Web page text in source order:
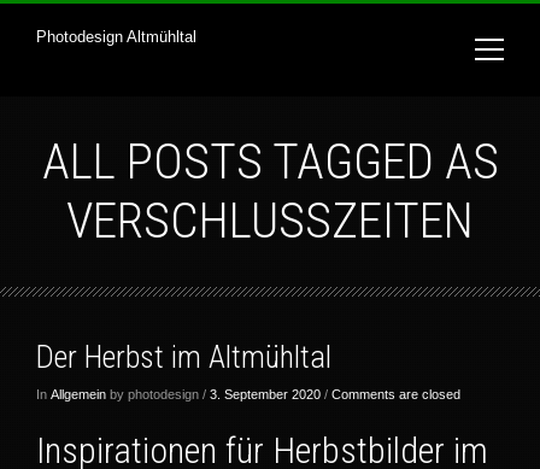
Photodesign Altmühltal
ALL POSTS TAGGED AS
VERSCHLUSSZEITEN
Der Herbst im Altmühltal
In Allgemein by photodesign / 3. September 2020 / Comments are closed
Inspirationen für Herbstbilder im